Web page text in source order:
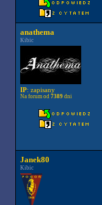
anathema
Kibic
IP: zapisany
Na forum od 7389dni
Janek80
Kibic